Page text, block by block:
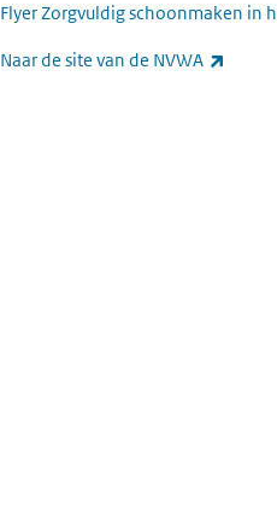
Flyer Zorgvuldig schoonmaken in
Naar de site van de NVWA